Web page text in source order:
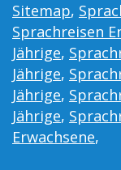
Sitemap,
Sprachreisen
Jährige,
Jährige,
Jährige,
Jährige,
Erwachsene,